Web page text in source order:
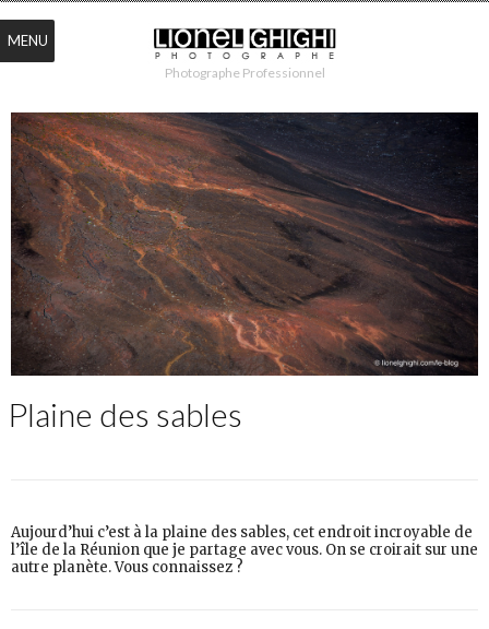
Photographe Professionnel
Plaine des sables
Aujourd’hui c’est à la plaine des sables, cet endroit incroyable de
l’île de la Réunion que je partage avec vous. On se croirait sur une
autre planète. Vous connaissez ?
MENU